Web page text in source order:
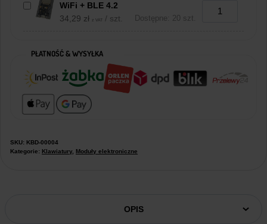
WiFi + BLE 4.2
34,29 zł z VAT / szt. Dostępne: 20 szt.
PŁATNOŚĆ & WYSYŁKA
SKU: KBD-00004
Kategorie: Klawiatury Moduły elektroniczne
OPIS